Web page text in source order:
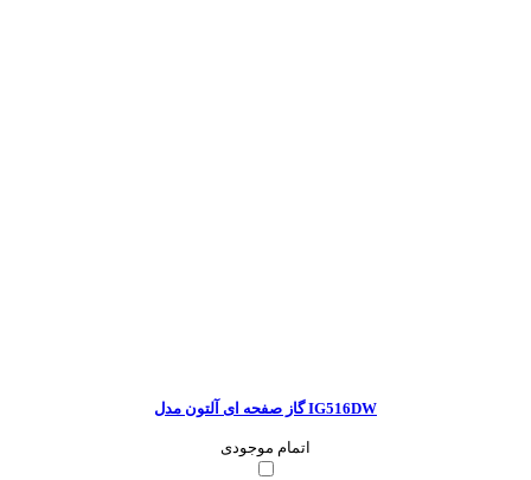
گاز صفحه ای آلتون مدل IG516DW
اتمام موجودی